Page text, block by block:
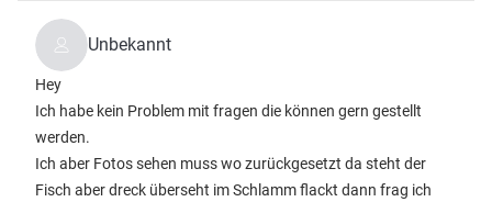
Unbekannt
Hey
Ich habe kein Problem mit fragen die können gern gestellt
werden.
Ich aber Fotos sehen muss wo zurückgesetzt da steht der
Fisch aber dreck überseht im Schlamm flackt dann frag ich